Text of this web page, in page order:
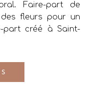
Faire-part de
fleurs pour un
part créé à Saint-